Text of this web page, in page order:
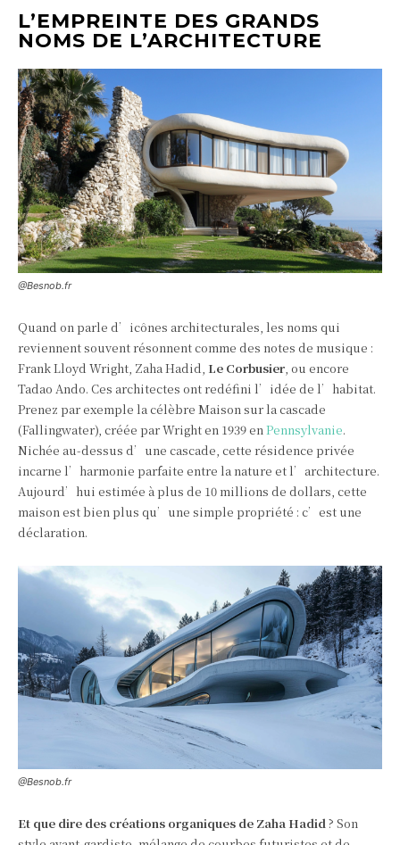
L’EMPREINTE DES GRANDS
NOMS DE L’ARCHITECTURE
@Besnob.fr
Quand on parle d’icônes architecturales, les noms qui
reviennent souvent résonnent comme des notes de musique :
Frank Lloyd Wright, Zaha Hadid, Le Corbusier , ou encore
Tadao Ando. Ces architectes ont redéfini l’idée de l’habitat.
Prenez par exemple la célèbre Maison sur la cascade
(Fallingwater), créée par Wright en 1939 en Pennsylvanie.
Nichée au-dessus d’une cascade, cette résidence privée
incarne l’harmonie parfaite entre la nature et l’architecture.
Aujourd’hui estimée à plus de 10 millions de dollars, cette
maison est bien plus qu’une simple propriété : c’est une
déclaration.
@Besnob.fr
Et que dire des créations organiques de Zaha Hadid? Son